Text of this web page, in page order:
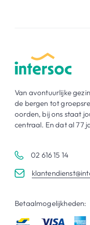
Van avontuurlijke
de bergen tot
oorden, bij ons staat
centraal. En dat al 77
02 616 15 14
Betaalmogelijkheden: